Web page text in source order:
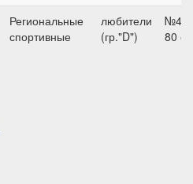
Региональные
спортивные
любители
(гр."D")
№4,
80 см